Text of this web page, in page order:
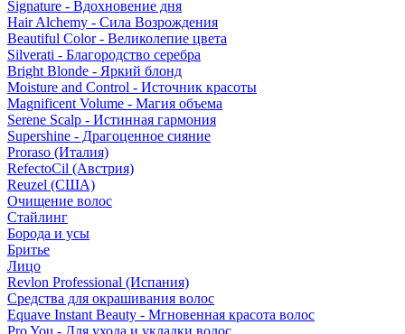
Signature - Вдохновение дня
Hair Alchemy - Сила Возрождения
Beautiful Color - Великолепие цвета
Silverati - Благородство серебра
Bright Blonde - Яркий блонд
Moisture and Control - Источник красоты
Magnificent Volume - Магия объема
Serene Scalp - Истинная гармония
Supershine - Драгоценное сияние
Proraso (Италия)
RefectoCil (Австрия)
Reuzel (США)
Очищение волос
Стайлинг
Борода и усы
Бритье
Лицо
Revlon Professional (Испания)
Средства для окрашивания волос
Equave Instant Beauty - Мгновенная красота волос
Pro You - Для ухода и укладки волос